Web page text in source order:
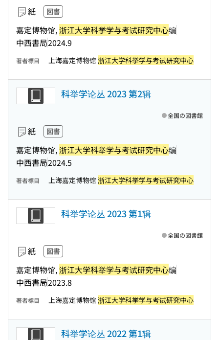
紙 図書
嘉定博物馆,浙江大学科挙学与考试研究中心编
中西書局2024.9
著者標目 上海嘉定博物馆浙江大学科挙学与考试研究中心
科举学论丛 2023 第2辑
紙 図書
嘉定博物馆,浙江大学科举学与考试研究中心编
中西書局2024.5
全国の図書館
著者標目 上海嘉定博物馆浙江大学科挙学与考试研究中心
科举学论丛 2023 第1辑
紙 図書
嘉定博物馆,浙江大学科举学与考试研究中心编
中西書局2023.8
全国の図書館
著者標目 上海嘉定博物馆浙江大学科挙学与考试研究中心
科举学论丛 2022 第1辑